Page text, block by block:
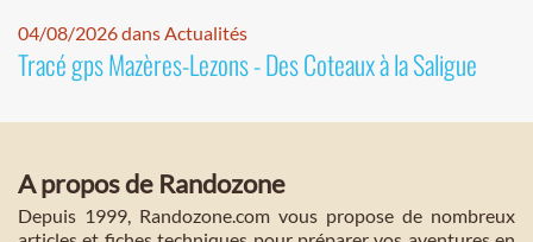
04/08/2026 dans Actualités
Tracé gps Mazères-Lezons - Des Coteaux à la Saligue
A propos de Randozone
Depuis 1999, Randozone.com vous propose de nombreux